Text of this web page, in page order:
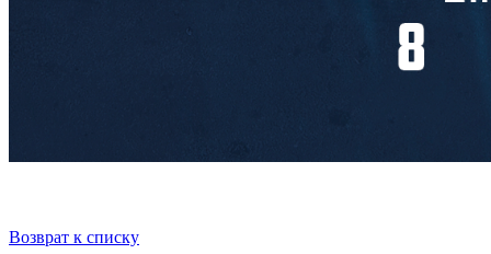
Возврат к списку